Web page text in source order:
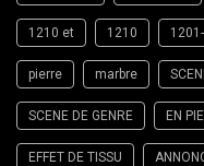
1210 et 1210
pierre marbre
SCENE DE GENRE EN
EFFET DE TISSU